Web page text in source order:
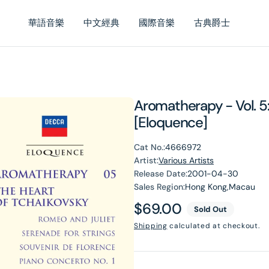
華語音樂 中文經典 國際音樂 古典爵士
Aromatherapy - Vol.
[Eloquence]
Cat No.:4666972
Artist:Various Artists
Release Date:2001-04-30
Sales Region:Hong Kong,Macau
Regular
price
$69.00 Sold Out
Shipping calculated at checkout.